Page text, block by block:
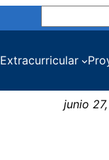
Extracurricular
junio